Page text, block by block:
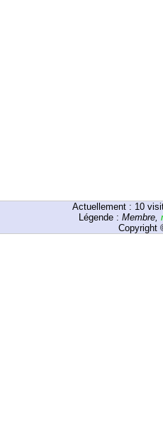
Actuellement : 10
Légende : Membre,
Copyright